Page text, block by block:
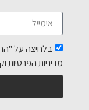
בלחיצה על
מדיניות הפרטיות